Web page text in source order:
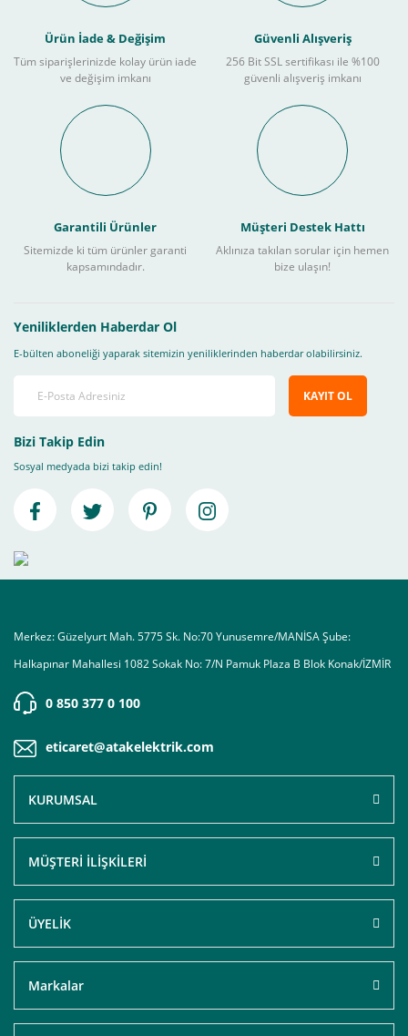
Ürün İade & Değişim
Tüm siparişlerinizde kolay ürün iade
ve değişim imkanı
Güvenli Alışveriş
256 Bit SSL sertifikası ile %100
güvenli alışveriş imkanı
Garantili Ürünler
Sitemizde ki tüm ürünler garanti
kapsamındadır.
Müşteri Destek Hattı
Aklınıza takılan sorular için hemen
bize ulaşın!
Yeniliklerden Haberdar Ol
E-bülten aboneliği yaparak sitemizin yeniliklerinden haberdar olabilirsiniz.
KAYIT OL
Bizi Takip Edin
Sosyal medyada bizi takip edin!
Merkez: Güzelyurt Mah. 5775 Sk. No:70 Yunusemre/MANİSA Şube:
Halkapınar Mahallesi 1082 Sokak No: 7/N Pamuk Plaza B Blok Konak/İZMİR
0 850 377 0 100
eticaret@atakelektrik.com
KURUMSAL
MÜŞTERİ İLİŞKİLERİ
ÜYELİK
Markalar